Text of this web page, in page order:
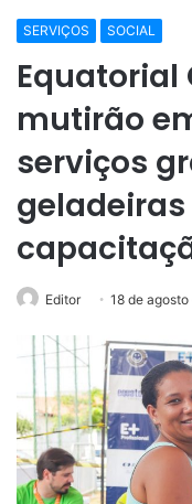
SERVIÇOS SOCIAL
Equatorial
mutirão
serviços
Editor 18 de